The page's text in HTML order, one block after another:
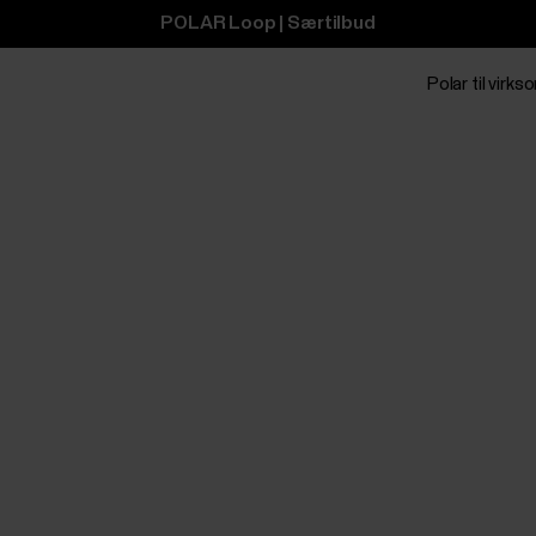
POLAR Loop | Særtilbud
Polar til